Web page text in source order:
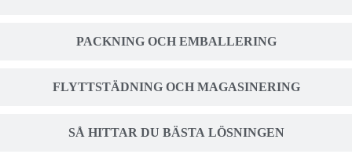
PACKNING OCH EMBALLERING
FLYTTSTÄDNING OCH MAGASINERING
SÅ HITTAR DU BÄSTA LÖSNINGEN